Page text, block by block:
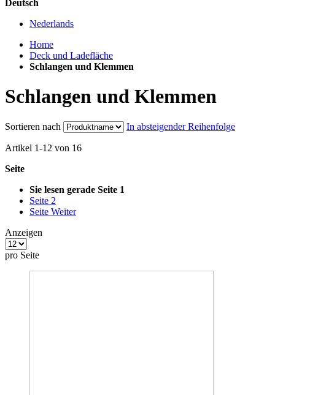
Deutsch
Nederlands
Home
Deck und Ladefläche
Schlangen und Klemmen
Schlangen und Klemmen
Sortieren nach In absteigender Reihenfolge
Artikel 1-12 von 16
Seite
Sie lesen gerade Seite 1
Seite 2
Seite Weiter
Anzeigen
pro Seite